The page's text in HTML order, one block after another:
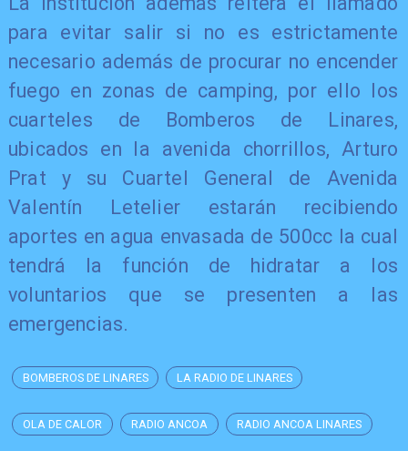
para evitar salir si no es estrictamente
necesario además de procurar no encender
fuego en zonas de camping, por ello los
cuarteles de Bomberos de Linares,
ubicados en la avenida chorrillos, Arturo
Prat y su Cuartel General de Avenida
Valentín Letelier estarán recibiendo
aportes en agua envasada de 500cc la cual
tendrá la función de hidratar a los
voluntarios que se presenten a las
emergencias.
BOMBEROS DE LINARES LA RADIO DE LINARES
OLA DE CALOR RADIO ANCOA RADIO ANCOA LINARES